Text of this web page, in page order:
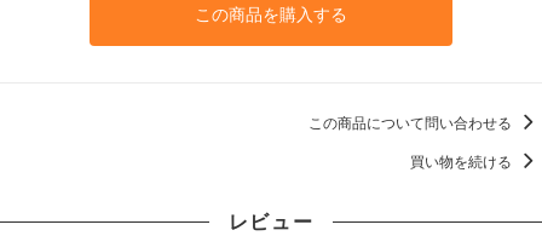
この商品を購入する
この商品について問い合わせる
買い物を続ける
レビュー